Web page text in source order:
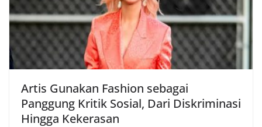
Artis Gunakan Fashion sebagai
Panggung Kritik Sosial, Dari Diskriminasi
Hingga Kekerasan